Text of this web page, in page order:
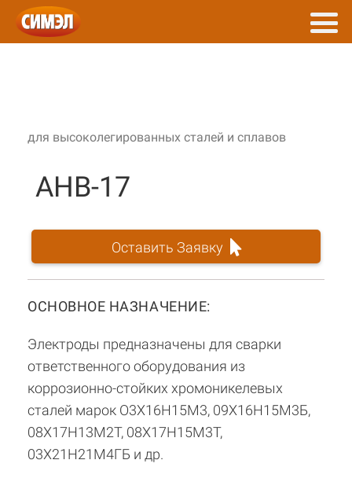
для высоколегированных сталей и сплавов
АНВ-17
Оставить Заявку
ОСНОВНОЕ НАЗНАЧЕНИЕ:
Электроды предназначены для сварки
ответственного оборудования из
коррозионно-стойких хромоникелевых
сталей марок О3Х16Н15М3, 09Х16Н15М3Б,
08Х17Н13М2Т, 08Х17Н15М3Т,
03Х21Н21М4ГБ и др.